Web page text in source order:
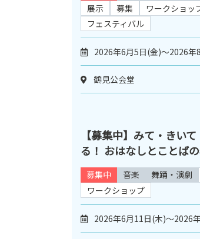
展示
募集
ワークショッ
フェスティバル
2026年6月5日(金)～2026年
鶴見公会堂
【募集中】みて・きい
る！ おはなしとことば
募集中 音楽 舞踊・演劇
ワークショップ
2026年6月11日(木)～2026